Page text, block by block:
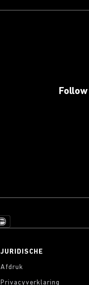
Follow
JURIDISCHE
Afdruk
Privacyverklaring